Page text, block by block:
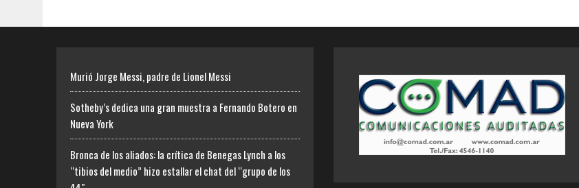
Murió Jorge Messi, padre de Lionel Messi
Sotheby’s dedica una gran muestra a Fernando Botero en
Nueva York
Bronca de los aliados: la crítica de Benegas Lynch a los
“tibios del medio” hizo estallar el chat del “grupo de los